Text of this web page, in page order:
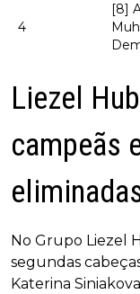
4
[8]
Liezel
campeãs
No Grupo Liezel
segundas
Katerina